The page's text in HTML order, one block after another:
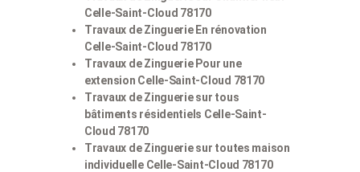
Celle-Saint-Cloud 78170
Travaux de Zinguerie En rénovation
Celle-Saint-Cloud 78170
Travaux de Zinguerie Pour une
extension Celle-Saint-Cloud 78170
Travaux de Zinguerie sur tous
bâtiments résidentiels Celle-Saint-
Cloud 78170
Travaux de Zinguerie sur toutes maison
individuelle Celle-Saint-Cloud 78170